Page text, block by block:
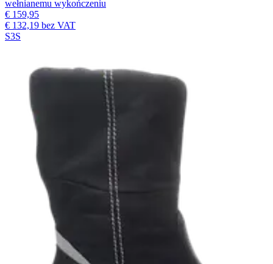
wełnianemu wykończeniu
€ 159,95
€ 132,19 bez VAT
S3S